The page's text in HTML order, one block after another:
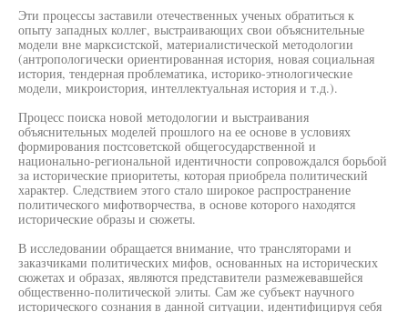
Эти процессы заставили отечественных ученых обратиться к
опыту западных коллег, выстраивающих свои объяснительные
модели вне марксистской, материалистической методологии
(антропологически ориентированная история, новая социальная
история, тендерная проблематика, историко-этнологические
модели, микроистория, интеллектуальная история и т.д.).
Процесс поиска новой методологии и выстраивания
объяснительных моделей прошлого на ее основе в условиях
формирования постсоветской общегосударственной и
национально-региональной идентичности сопровождался борьбой
за исторические приоритеты, которая приобрела политический
характер. Следствием этого стало широкое распространение
политического мифотворчества, в основе которого находятся
исторические образы и сюжеты.
В исследовании обращается внимание, что трансляторами и
заказчиками политических мифов, основанных на исторических
сюжетах и образах, являются представители размежевавшейся
общественно-политической элиты. Сам же субъект научного
исторического сознания в данной ситуации, идентифицируя себя